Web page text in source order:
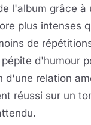
l'album grâce à
plus intenses
de
d'humour
d'une relation
réussi sur un